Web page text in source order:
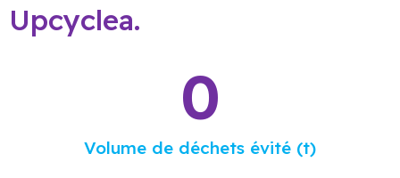
Upcyclea.
Volume de déchets évité (t)
0